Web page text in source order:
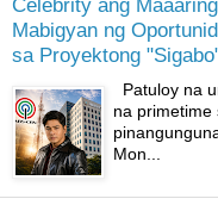
Celebrity ang Maaaring
Mabigyan ng
sa Proyektong
Patuloy na
na primetime
Mon...